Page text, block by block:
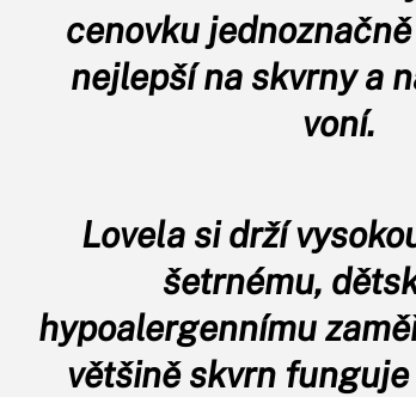
cenovku
nejlepší na skvrny a
voní.
Lovela si drží
šetrnému,
hypoalergennímu
většině skvrn